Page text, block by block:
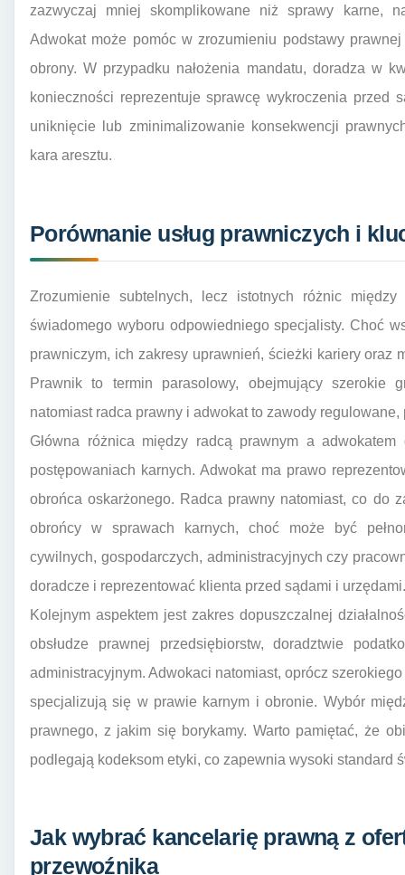
zazwyczaj mniej skomplikowane niż sprawy karne,
Adwokat może pomóc w zrozumieniu podstawy
obrony. W przypadku nałożenia mandatu, doradza w
konieczności reprezentuje sprawcę wykroczenia przed
uniknięcie lub zminimalizowanie konsekwencji
kara aresztu.
Porównanie usług prawniczych i
Zrozumienie subtelnych, lecz istotnych różnic
świadomego wyboru odpowiedniego specjalisty. Choć
prawniczym, ich zakresy uprawnień, ścieżki kariery oraz
Prawnik to termin parasolowy, obejmujący szerokie
natomiast radca prawny i adwokat to zawody
Główna różnica między radcą prawnym a
postępowaniach karnych. Adwokat ma prawo
obrońca oskarżonego. Radca prawny natomiast, co do
obrońcy w sprawach karnych, choć może być
cywilnych, gospodarczych, administracyjnych czy
doradcze i reprezentować klienta przed sądami i urzędami.
Kolejnym aspektem jest zakres dopuszczalnej
obsłudze prawnej przedsiębiorstw, doradztwie
administracyjnym. Adwokaci natomiast, oprócz
specjalizują się w prawie karnym i obronie. Wybór
prawnego, z jakim się borykamy. Warto pamiętać, że
podlegają kodeksom etyki, co zapewnia wysoki standard
Jak wybrać kancelarię prawną z
przewoźnika